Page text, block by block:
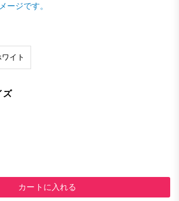
ージです。
ワイト
ズ
カートに入れる